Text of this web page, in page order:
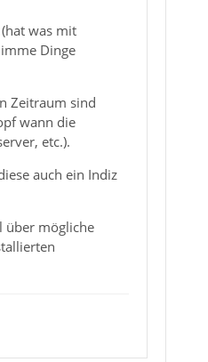
was mit
Dinge
Zeitraum sind
wann die
etc.).
auch ein Indiz
über mögliche